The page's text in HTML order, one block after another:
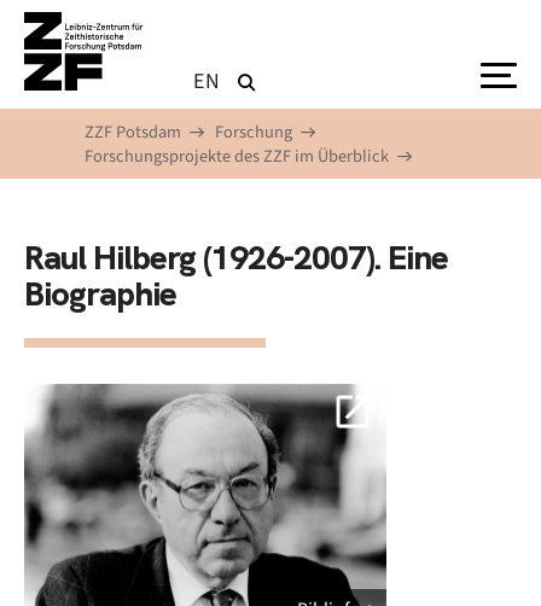
Direkt zum Inhalt
EN
ZZF Potsdam
Forschung
Forschungsprojekte des ZZF im Überblick
Raul Hilberg (1926-2007). Eine
Biographie